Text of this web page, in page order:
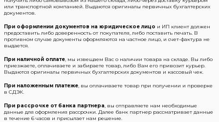
или транспортной компанией. Выдаются оригиналы первичных бухгалтерских
документов.
При оформлении документов на юридическое лицо и ИП клиент должен
предоставить либо доверенность от покупателя, либо поставить печать. В
противном случае документы оформляются на частное лицо, и счет-фактура не
выдается.
При наличной оплате, мы извещаем Вас о наличии товара на складе. Вы либо
приезжаете, оплачиваете и забираете товар, либо Вам его привозит курьер.
Выдаются оригиналы первичных бухгалтерских документов и кассовый чек.
При наложенным платеже, вы оплачиваете товар при получении и проверке
в СДЭК.
При рассрочке от банка партнера, вы отправляете нам необходимые
данные для оформления рассрочки. Далее банк партнер рассматривает данные
в течение 6 часов и присылает нам решение.